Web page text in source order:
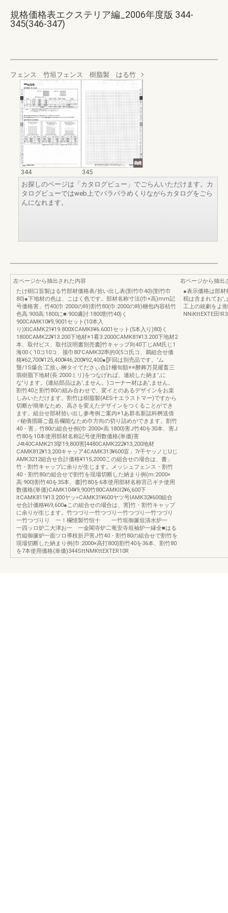
規格価格表エクステリア編_2006年度版 344-
345(346-347)
フェンス 竹垣フェンス 樹脂製 はる竹
344
345
お探しのページは「カタログビュー」でごらんいただけます。カ
タログビューではweb上でパラパラめくりながらカタログをごら
んになれます。
左ページから抽出された内容
たけ樹口旨製はる竹部材価格表/拾い出し表(割竹巾40)(割竹巾
80)●下地材の色は、こはく色です。部材名称寸法(巾×高)mm記
号価格害」竹40(巾:2000の時)割竹80(巾:2000の時)梱包内容枯竹
色高:900高:1800に■:900膚討:1800割竹40)く
900CAMK10¥9,9001セット(10本入
り)XlCAMK21¥19.800XCAMKll¥6.6001セット(5本入り)80)く
1800CAMK22¥13.200下地材※1看3:2000CAMK81¥13.200下地材2
本、取付ビス、取付説明書別売書]竹キャップ向40丁じAM氏じ1
海00く10コ10コ、接巾80'CAMK32率的0(5コ氏コ、鵜組合せ価
格¥62,700¥125,400¥46,200¥92,400●[]F回は別売品です。′ム
聾/1S爆合`工捨ぃ榊タイてださぃ合計柵旬額※※酵葬万晃擢畜三
翡樹脂下地材(長:2000ミリ)をつなげれば、連続した納ま',に
な'ります。(連結部品はあ',ません。)コーナー材はあ',ません。
割竹40と割竹80の組み合わせで、変イとのあるデザインをお楽
しみいただけます。割竹は樹脂製(AES十エラストマー)ですから
切断が簡単なため、高さを変えたデザインをつくることができ
ます。組台せ部材拾い出し参考例ご案内※1あ群名新誌科桝送借
♂秘僑摺羅ご盈岳襴能なため巾方向の切り詰めができます。割竹
40・害」竹80の組合せ例(巾:2000×高:1800)害J竹40を30本、害J
竹80を10本使用部材名称記号使用数価格(単価)害
J4t40CAMK213挙19,800害]4480CAMK222¥13,200地材
CAMK812¥13,200キャッア4CAMK313¥600盲」7r千ヤッノじUじ
AMK3212組合せ合計価格¥115,2000この組合せの場合は、書」
竹・割竹キャップに余りが生じます。メッシュフェンス・割竹
40・割竹80の組合せで割竹を現場切断した納まり例(m:2000×
高:900)割竹40を35本、書]竹80を6本使用部材名称言己ギチ使用
数価格(単価)CAMK104¥9,900竹80CAMKll2¥6,600下
ltCAMK811¥13.200ヤッ=CAMK31¥600ヤツ号IAMK32¥600組合
せ合計価格¥69,600●この組合せの場合は、害]竹・割竹キャップ
に余りが生じます。竹つづり一竹つづり一竹つづり一竹つづり
一竹つづりり 一！欄憶製竹恒十 一竹垣御簾垣清水炉一
一四ッロ炉二大津お一 一金閣寺炉二竜安寺垣袖炉一縁全■はる
竹縦御簾炉一面ツロ導枝折戸害J竹40・割竹80の組合せで割竹を
現場切断した納まり例(巾:2000×高打800)割竹40を36本、割竹80
を7本使用価格(単価)344SttNMKttEXTER10R
右ページから抽出
●表示価格は部材
税は含まれてお',
工上の統劇をよ
NNiKttEXTE田